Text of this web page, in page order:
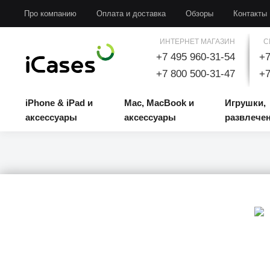
Про компанию Оплата и доставка Обзоры Контакты
ИНТЕРНЕТ МАГАЗИН
+7 495 960-31-54
+7 800 500-31-47
iPhone & iPad и
аксессуары
Mac, MacBook и
аксессуары
Игрушки,